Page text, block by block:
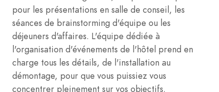
pour les présentations en salle de conseil, les
séances de brainstorming d'équipe ou les
déjeuners d'affaires. L'équipe dédiée à
l'organisation d'événements de l'hôtel prend en
charge tous les détails, de l'installation au
démontage, pour que vous puissiez vous
concentrer pleinement sur vos objectifs.